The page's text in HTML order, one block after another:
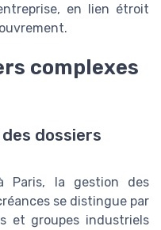
en lien étroit
complexes
dossiers
Paris, la gestion des
se distingue par
et groupes industriels